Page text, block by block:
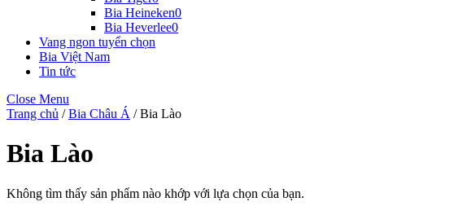
Bia Heineken0
Bia Heverlee0
Vang ngon tuyển chọn
Bia Việt Nam
Tin tức
Close Menu
Trang chủ /Bia Châu Á / Bia Lào
Bia Lào
Không tìm thấy sản phẩm nào khớp với lựa chọn của bạn.